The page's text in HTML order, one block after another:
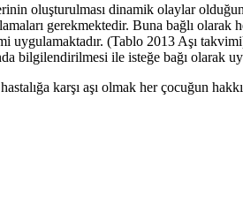
oluşturulması dinamik olaylar
gerekmektedir. Buna bağlı olarak
uygulamaktadır. (Tablo 2013 Aşı
bilgilendirilmesi ile isteğe bağı olarak
karşı aşı olmak her çocuğun